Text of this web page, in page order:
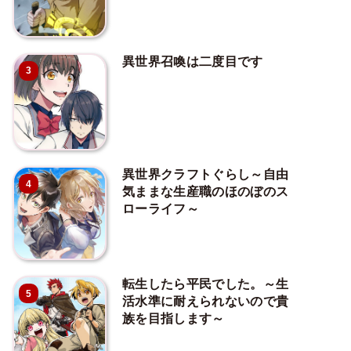
3
異世界召喚は二度目です
4
異世界クラフトぐらし～自由
気ままな生産職のほのぼのス
ローライフ～
5
転生したら平民でした。～生
活水準に耐えられないので貴
族を目指します～